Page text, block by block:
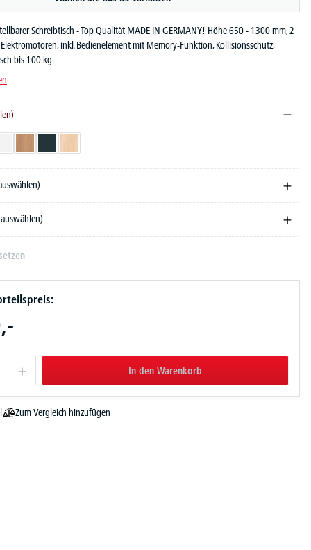
Schreibtisch - Top Qualität MADE IN GERMANY! Höhe 650 - 1300 mm, 2
inkl. Bedienelement mit Memory-Funktion, Kollisionsschutz,
bis 100 kg
In den Warenkorb
Zum Vergleich hinzufügen